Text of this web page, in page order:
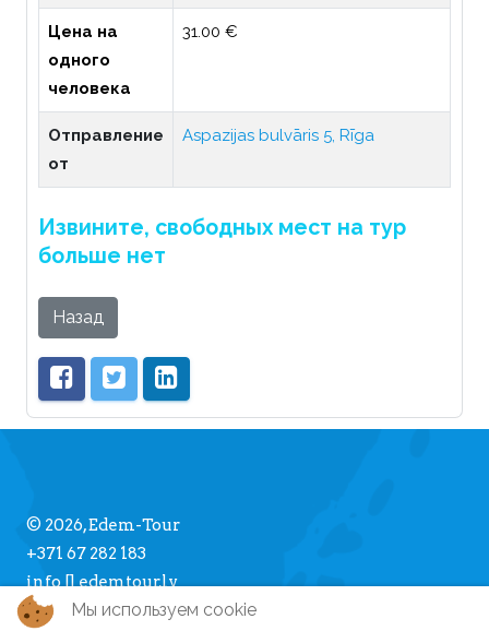
Цена на
одного
человека
31.00 €
Отправление
от
Aspazijas bulvāris 5, Rīga
Извините, свободных мест на тур
больше нет
Назад
© 2026, Edem-Tour
+371 67 282 183
info [] edemtour.lv
Мы используем cookie